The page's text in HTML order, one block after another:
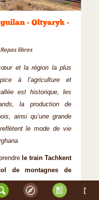
©
- Oltyaryk -
libres
et la région la plus
à l’agriculture et
est historique, les
la production de
ainsi qu’une grande
le mode de vie
le train Tachkent
de montagnes de